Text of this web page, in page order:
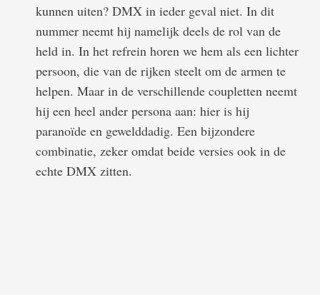
kunnen uiten? DMX in ieder geval niet. In dit
nummer neemt hij namelijk deels de rol van de
held in. In het refrein horen we hem als een lichter
persoon, die van de rijken steelt om de armen te
helpen. Maar in de verschillende coupletten neemt
hij een heel ander persona aan: hier is hij
paranoïde en gewelddadig. Een bijzondere
combinatie, zeker omdat beide versies ook in de
echte DMX zitten.